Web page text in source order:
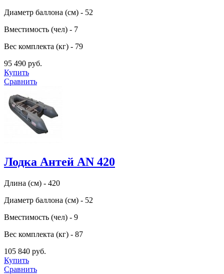
Диаметр баллона (см) - 52
Вместимость (чел) - 7
Вес комплекта (кг) - 79
95 490 руб.
Купить
Сравнить
Лодка Антей AN 420
Длина (см) - 420
Диаметр баллона (см) - 52
Вместимость (чел) - 9
Вес комплекта (кг) - 87
105 840 руб.
Купить
Сравнить